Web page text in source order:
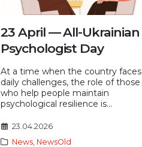
23 April — All-Ukrainian
Psychologist Day
At a time when the country faces
daily challenges, the role of those
who help people maintain
psychological resilience is...
23.04.2026
News, NewsOld